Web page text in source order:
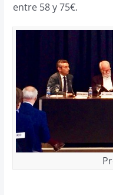
entre 58 y 75€.